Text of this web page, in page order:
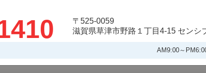
〒525-0059
滋賀県草津市野路１丁目4-15 センシ
AM9:00～